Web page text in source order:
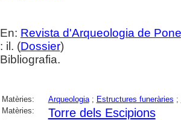
En: Revista d'Arqueologia de
: il. (Dossier)
Bibliografia.
Matèries: Arqueologia; Estructures funeràries ;
Matèries:
Torre dels Escipions